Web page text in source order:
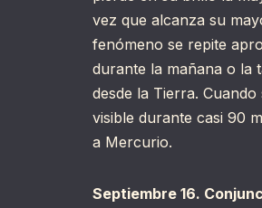
vez que alcanza su
fenómeno se repite
durante la mañana o la
desde la Tierra.
visible durante casi 90
a Mercurio.
Septiembre 16.